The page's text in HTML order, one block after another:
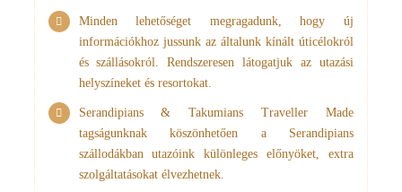
Minden lehetőséget megragadunk, hogy új
információkhoz jussunk az általunk kínált úticélokról
és szállásokról. Rendszeresen látogatjuk az utazási
helyszíneket és resortokat.
Serandipians & Takumians Traveller Made
tagságunknak köszönhetően a Serandipians
szállodákban utazóink különleges előnyöket, extra
szolgáltatásokat élvezhetnek.